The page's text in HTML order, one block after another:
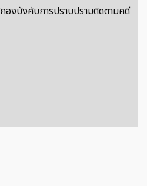
องบังคับการปราบปรามติดตามคดี